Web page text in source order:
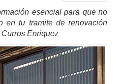
esencial para que no
en tu tramite de renovación
Enriquez